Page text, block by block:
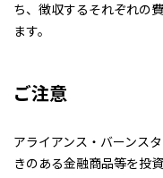
ち、徴収するそれぞれの
ます。
ご注意
アライアンス・バーンス
きのある金融商品等を投